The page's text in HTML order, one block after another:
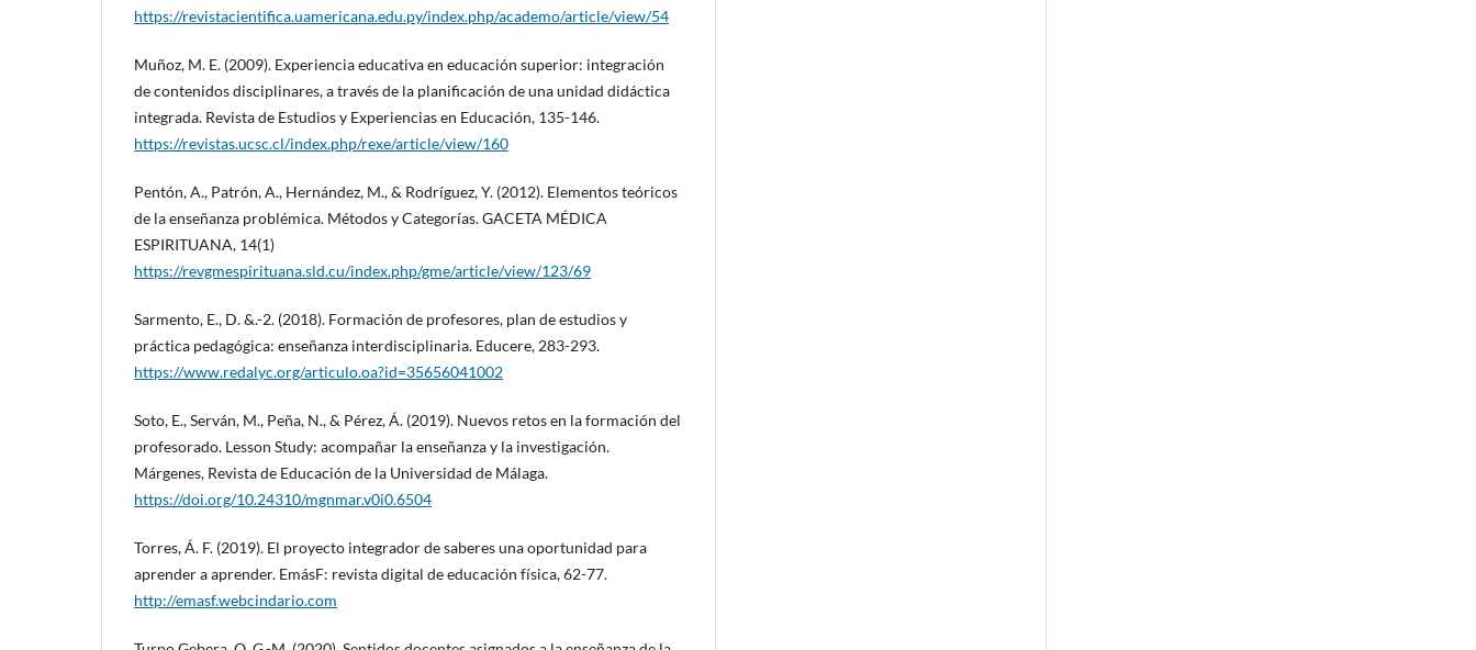
https://revistacientifica.uamericana.edu.py/index.php/academo/article/view/54
Muñoz, M. E. (2009). Experiencia educativa en educación superior: integración
de contenidos disciplinares, a través de la planificación de una unidad didáctica
integrada. Revista de Estudios y Experiencias en Educación, 135-146.
https://revistas.ucsc.cl/index.php/rexe/article/view/160
Pentón, A., Patrón, A., Hernández, M., & Rodríguez, Y. (2012). Elementos teóricos
de la enseñanza problémica. Métodos y Categorías. GACETA MÉDICA
ESPIRITUANA, 14(1)
https://revgmespirituana.sld.cu/index.php/gme/article/view/123/69
Sarmento, E., D. &.-2. (2018). Formación de profesores, plan de estudios y
práctica pedagógica: enseñanza interdisciplinaria. Educere, 283-293.
https://www.redalyc.org/articulo.oa?id=35656041002
Soto, E., Serván, M., Peña, N., & Pérez, Á. (2019). Nuevos retos en la formación del
profesorado. Lesson Study: acompañar la enseñanza y la investigación.
Márgenes, Revista de Educación de la Universidad de Málaga.
https://doi.org/10.24310/mgnmar.v0i0.6504
Torres, Á. F. (2019). El proyecto integrador de saberes una oportunidad para
aprender a aprender. EmásF: revista digital de educación física, 62-77.
http://emasf.webcindario.com